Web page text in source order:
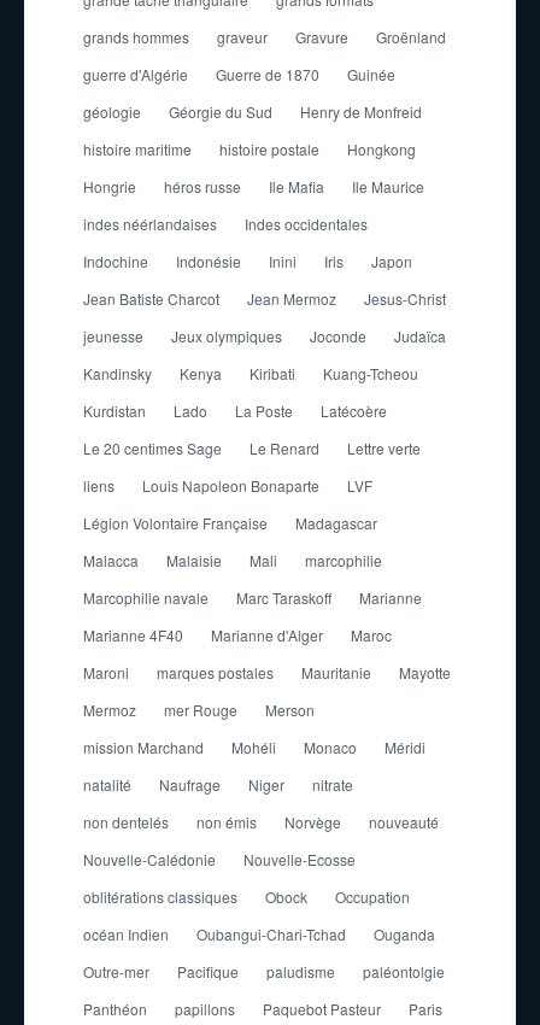
grands hommes
graveur Gravure
Groënland
guerre d'Algérie
Guerre de 1870
Guinée
géologie
Géorgie du Sud
Henry de Monfreid
histoire maritime
histoire postale
Hongkong
Hongrie
héros russe Ile Mafia
Ile Maurice
indes néérlandaises
Indes occidentales
Indochine
Indonésie Inini Iris
Japon
Jean Batiste Charcot
Jean Mermoz
Jesus-Christ
jeunesse
Jeux olympiques Joconde
Judaïca
Kandinsky
Kenya Kiribati
Kuang-Tcheou
Kurdistan
Lado La Poste
Latécoère
Le 20 centimes Sage
Le Renard
Lettre verte
liens
Louis Napoleon Bonaparte
LVF
Légion Volontaire Française
Madagascar
Malacca
Malaisie Mali
marcophilie
Marcophilie navale
Marc Taraskoff
Marianne
Marianne 4F40
Marianne d'Alger
Maroc
Maroni
marques postales Mauritanie
Mayotte
Mermoz
mer Rouge
Merson
mission Marchand
Mohéli Monaco
Méridi
natalité
Naufrage Niger
nitrate
non dentelés
non émis Norvège
nouveauté
Nouvelle-Calédonie
Nouvelle-Ecosse
oblitérations classiques
Obock
Occupation
océan Indien
Oubangui-Chari-Tchad
Ouganda
Outre-mer
Pacifique paludisme
paléontolgie
Panthéon
papillons Paquebot Pasteur Paris